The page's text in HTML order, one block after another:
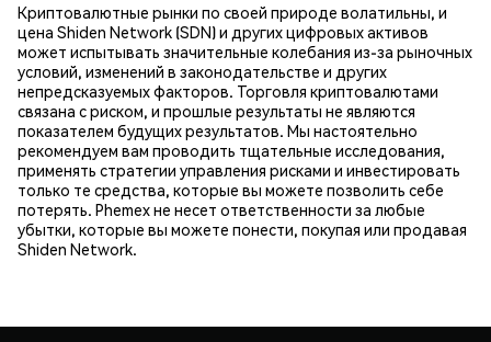
Криптовалютные рынки по своей природе волатильны, и
цена Shiden Network (SDN) и других цифровых активов
может испытывать значительные колебания из-за рыночных
условий, изменений в законодательстве и других
непредсказуемых факторов. Торговля криптовалютами
связана с риском, и прошлые результаты не являются
показателем будущих результатов. Мы настоятельно
рекомендуем вам проводить тщательные исследования,
применять стратегии управления рисками и инвестировать
только те средства, которые вы можете позволить себе
потерять. Phemex не несет ответственности за любые
убытки, которые вы можете понести, покупая или продавая
Shiden Network.